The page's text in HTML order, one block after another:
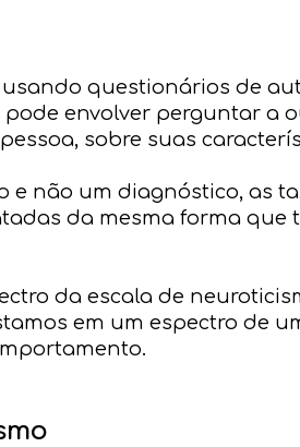
questionários de
envolver perguntar a
sobre suas
e não um diagnóstico, as
da mesma forma que
da escala de
em um espectro de